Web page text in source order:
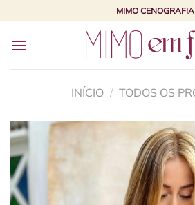
to
content
MIMO CENOGRAFIA
INÍCIO / TODOS OS